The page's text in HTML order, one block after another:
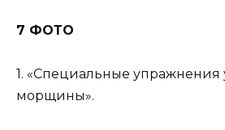
7 ФОТО
1. «Специальные упражнения
морщины».